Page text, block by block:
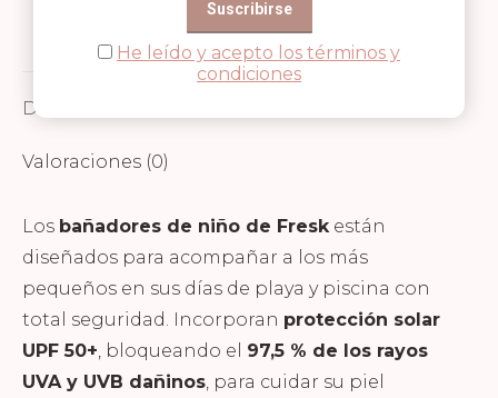
FacebookWhatsApp
on
Pinterest
Descripción
Valoraciones (0)
Los bañadores de niño de Fresk están
diseñados para acompañar a los más
pequeños en sus días de playa y piscina con
total seguridad. Incorporan protección solar
UPF 50+ , bloqueando el 97,5 % de los rayos
UVA y UVB dañinos , para cuidar su piel
He leído y acepto los términos y
condiciones